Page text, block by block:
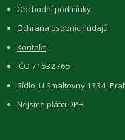
Obchodní podmínky
Ochrana osobních údajů
Kontakt
IČO 71532765
Sídlo: U Smaltovny 1334,
Nejsme plátci DPH